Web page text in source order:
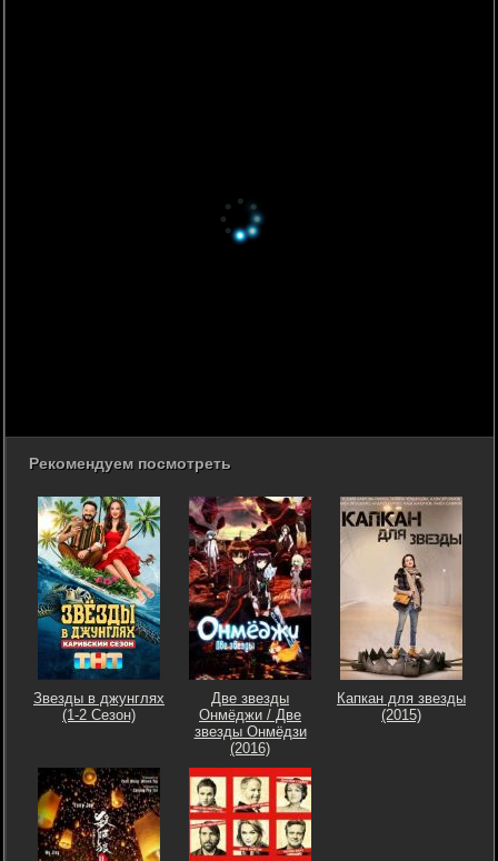
Рекомендуем посмотреть
Звезды в джунглях
(1-2 Сезон)
Две звезды
Онмёджи / Две
звезды Онмёдзи
(2016)
Капкан для звезды
(2015)